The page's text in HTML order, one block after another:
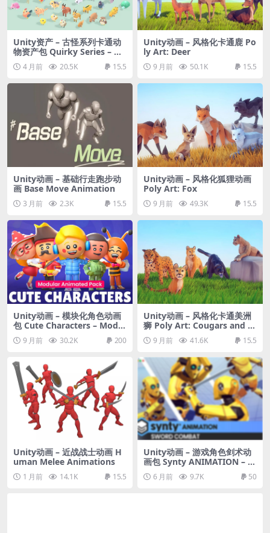
Unity资产 – 古怪系列卡通动
物资产包 Quirky Series – An
imals Mega Pack Vol.1
4 月前 20.5K 15.5
Unity动画 – 风格化卡通鹿 Po
ly Art: Deer
9 月前 50.1K 15.5
Unity动画 – 基础行走跑步动
画 Base Move Animation
3 月前 2.3K 15.5
Unity动画 – 风格化狐狸动画
Poly Art: Fox
9 月前 49.3K 15.5
Unity动画 – 模块化角色动画
包 Cute Characters – Modul
ar Animated Pack
9 月前 30.2K 200
Unity动画 – 风格化卡通美洲
狮​​ Poly Art: Cougars and P
anthers
9 月前 41.6K 15.5
Unity动画 – 近战战士动画 H
uman Melee Animations
1 月前 14.1K 15.5
Unity动画 – 游戏角色剑术动
画包 Synty ANIMATION – S
word Combat
6 月前 9.7K 50